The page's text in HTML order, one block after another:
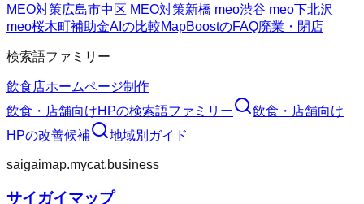
MEO対策広島市中区 MEO対策新橋 meo渋谷 meo下北沢
meo桜木町補助金AIの比較MapBoostのFAQ廃業・閉店
検索語ファミリー
飲食店ホームページ制作
飲食・店舗向けHPの検索語ファミリー
飲食・店舗向け
HPの改善候補 地域別ガイド
saigaimap.mycat.business
サイガイマップ